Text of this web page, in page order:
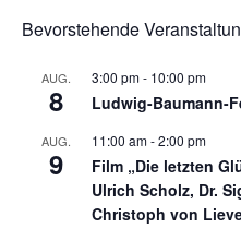
DOKUMENTATION
INFOS
RED STORM BRAVO
Bevorstehende
AUG.
8
3:00 pm- 10:00 pm
Ludwig-Baumann-
AUG.
9
11:00 am-2:00 pm
Film „Die letzten
Ulrich Scholz, Dr.
Christoph von